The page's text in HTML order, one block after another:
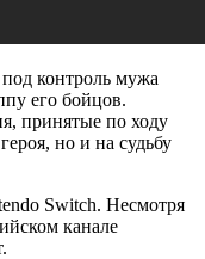
под контроль мужа
его бойцов.
принятые по ходу
но и на судьбу
Switch. Несмотря
канале